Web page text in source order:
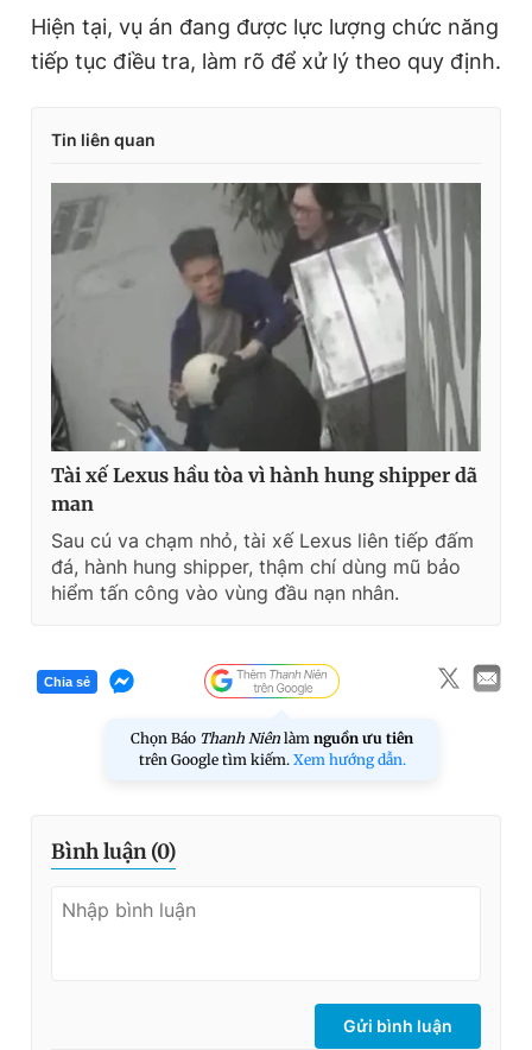
Hiện tại, vụ án đang được lực lượng chức năng
tiếp tục điều tra, làm rõ để xử lý theo quy định.
Tin liên quan
Tài xế Lexus hầu tòa vì hành hung shipper dã
man
Sau cú va chạm nhỏ, tài xế Lexus liên tiếp đấm
đá, hành hung shipper, thậm chí dùng mũ bảo
hiểm tấn công vào vùng đầu nạn nhân.
Chia sẻ
Chọn Báo Thanh Niên làm nguồn ưu tiên
trên Google tìm kiếm. Xem hướng dẫn.
Bình luận (0)
Gửi bình luận